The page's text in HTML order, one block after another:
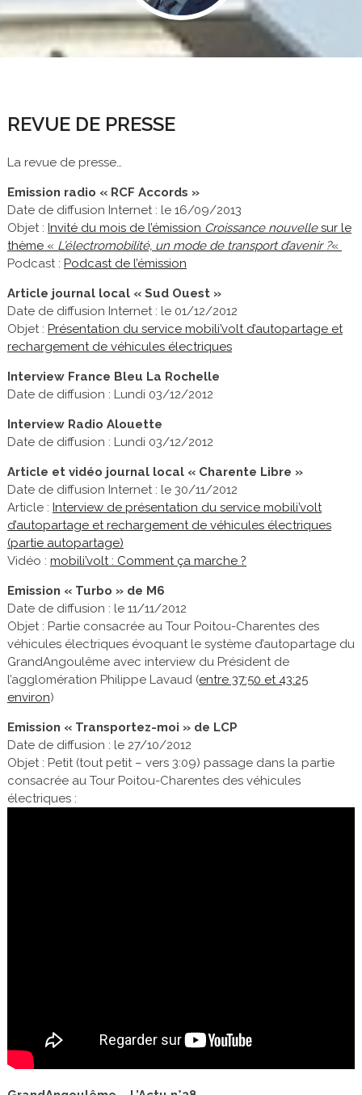
REVUE DE PRESSE
La revue de presse…
Emission radio « RCF Accords »
Date de diffusion Internet : le 16/09/2013
Objet : Invité du mois de l’émission Croissance nouvellesur le
thème « L’électromobilité, un mode de transport d’avenir ?«
Podcast : Podcast de l’émission
Article journal local « Sud Ouest »
Date de diffusion Internet : le 01/12/2012
Objet : Présentation du service mobili’volt d’autopartage et
rechargement de véhicules électriques
Interview France Bleu La Rochelle
Date de diffusion : Lundi 03/12/2012
Interview Radio Alouette
Date de diffusion : Lundi 03/12/2012
Article et vidéo journal local « Charente Libre »
Date de diffusion Internet : le 30/11/2012
Article : Interview de présentation du service mobili’volt
d’autopartage et rechargement de véhicules électriques
(partie autopartage)
Vidéo : mobili’volt : Comment ça marche ?
Emission « Turbo » de M6
Date de diffusion : le 11/11/2012
Objet : Partie consacrée au Tour Poitou-Charentes des
véhicules électriques évoquant le système d’autopartage du
GrandAngoulême avec interview du Président de
l’agglomération Philippe Lavaud (entre 37:50 et 43:25
environ)
Emission « Transportez-moi » de LCP
Date de diffusion : le 27/10/2012
Objet : Petit (tout petit – vers 3:09) passage dans la partie
consacrée au Tour Poitou-Charentes des véhicules
électriques :